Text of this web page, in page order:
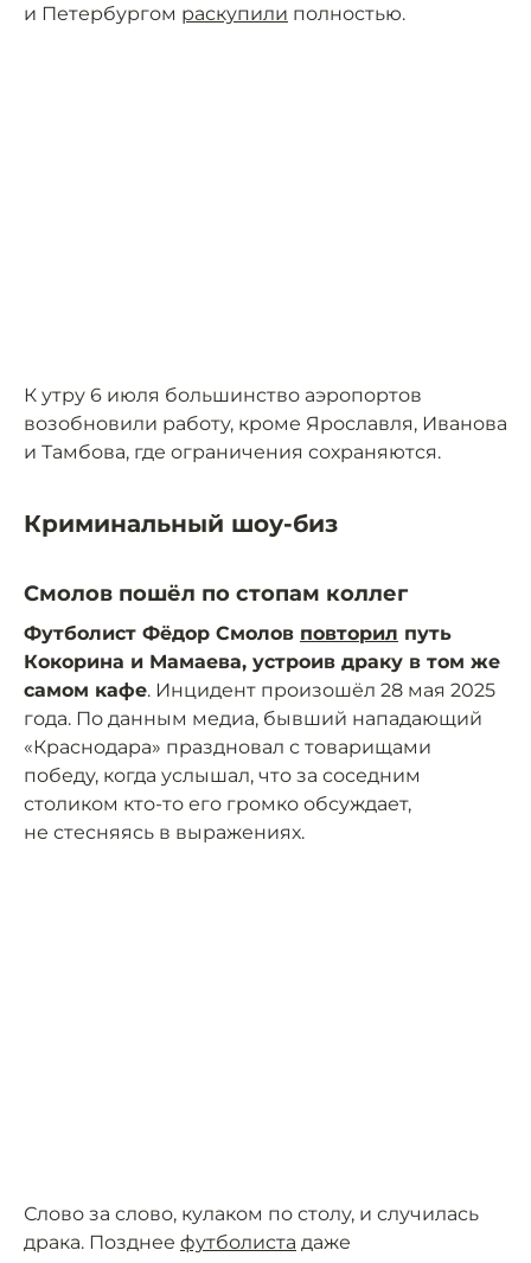
и Петербургом раскупили полностью.
К утру 6 июля большинство аэропортов
возобновили работу, кроме Ярославля, Иванова
и Тамбова, где ограничения сохраняются.
Криминальный шоу-биз
Смолов пошёл по стопам коллег
Футболист Фёдор Смолов повторил путь
Кокорина и Мамаева, устроив драку в том же
самом кафе. Инцидент произошёл 28 мая 2025
года. По данным медиа, бывший нападающий
«Краснодара» праздновал с товарищами
победу, когда услышал, что за соседним
столиком кто-то его громко обсуждает,
не стесняясь в выражениях.
Слово за слово, кулаком по столу, и случилась
драка. Позднее футболиста даже